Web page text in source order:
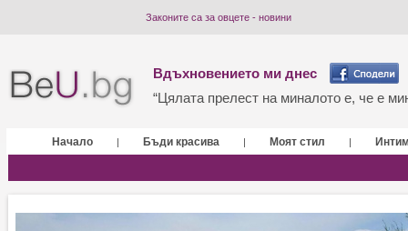
Законите са за овцете - новини
Вдъхновението ми днес
“Цялата прелест на миналото е, че е
Начало | Бъди красива | Моят стил |